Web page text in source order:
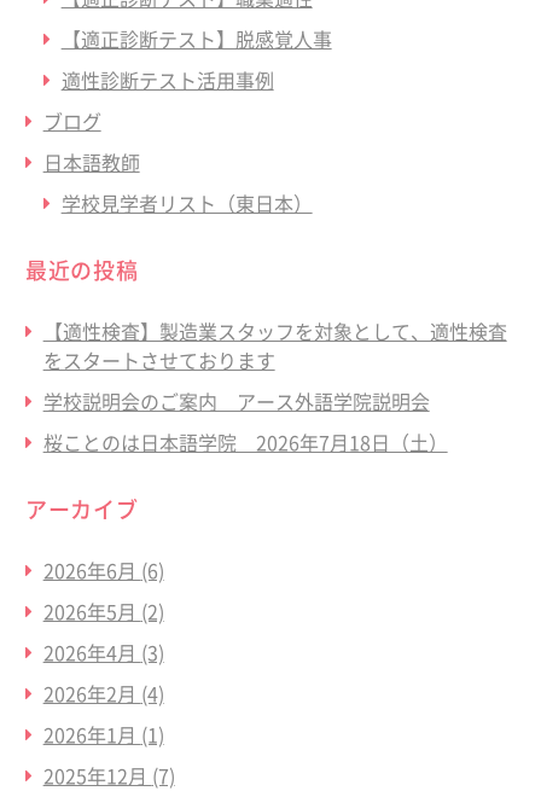
【適正診断テスト】脱感覚人事
適性診断テスト活用事例
ブログ
日本語教師
学校見学者リスト（東日本）
最近の投稿
【適性検査】製造業スタッフを対象として、適性検査
をスタートさせております
学校説明会のご案内 アース外語学院説明会
桜ことのは日本語学院 2026年7月18日（土）
アーカイブ
2026年6月 (6)
2026年5月 (2)
2026年4月 (3)
2026年2月 (4)
2026年1月 (1)
2025年12月 (7)